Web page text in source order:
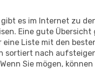
es im Internet zu
Eine gute Übersicht
eine Liste mit den
sortiert nach
Sie mögen, können